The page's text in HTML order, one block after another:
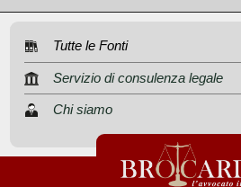
Tutte le Fonti
Servizio di consulenza legale
Chi siamo